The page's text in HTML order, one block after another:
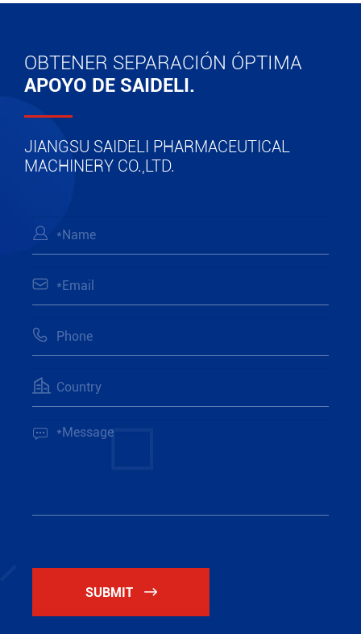
OBTENER SEPARACIÓN ÓPTIMA
APOYO DE SAIDELI.
JIANGSU SAIDELI PHARMACEUTICAL
MACHINERY CO.,LTD.





SUBMIT 